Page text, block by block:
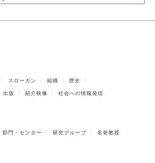
スローガン 組織 歴史
出版 紹介映像 社会への情報発信
部門・センター 研究グループ 名誉教授